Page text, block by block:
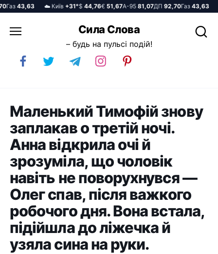
43,63 ☁️ Київ+31°$44,76€51,67А-9581,07ДП92,70Газ43,63
до
Сила Слова
– будь на пульсі подій!
Маленький Тимофій знову
заплакав о третій ночі.
Анна відкрила очі й
зрозуміла, що чоловік
навіть не поворухнувся —
Олег спав, після важкого
робочого дня. Вона встала,
підійшла до ліжечка й
узяла сина на руки.